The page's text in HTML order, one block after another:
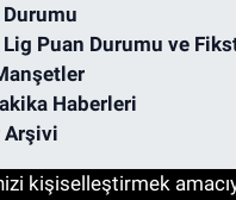
Lig Puan Durumu ve
Haberleri
Arşivi
kişiselleştirmek